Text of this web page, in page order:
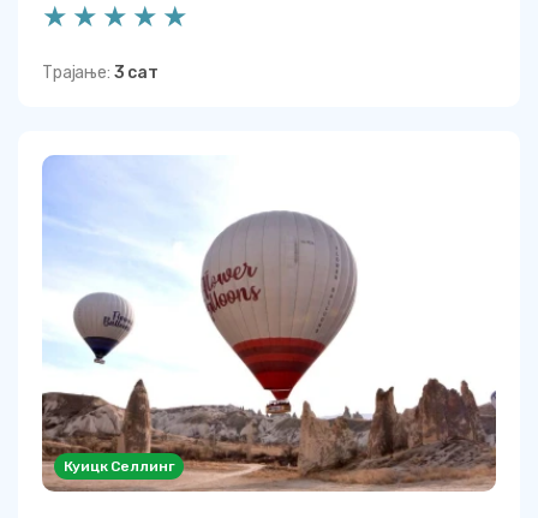
Трајање: 3 сат
Куицк Селлинг